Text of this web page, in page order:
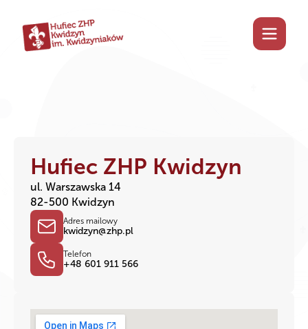
Hufiec ZHP Kwidzyn
ul. Warszawska 14
82-500 Kwidzyn
Adres mailowy
kwidzyn@zhp.pl
Telefon
+48 601 911 566